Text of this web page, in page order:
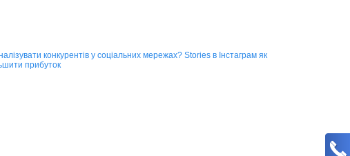
конкурентів у соціальних мережах? Stories в Інстаграм як
прибуток